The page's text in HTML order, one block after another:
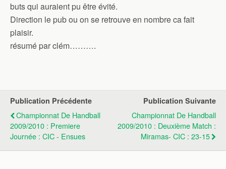
buts qui auraient pu être évité.
Direction le pub ou on se retrouve en nombre ca fait
plaisir.
résumé par clém……….
Publication Précédente
Championnat De Handball
2009/2010 : Premiere
Journée : CIC - Ensues
Publication Suivante
Championnat De Handball
2009/2010 : Deuxième Match :
Miramas- CIC : 23-15